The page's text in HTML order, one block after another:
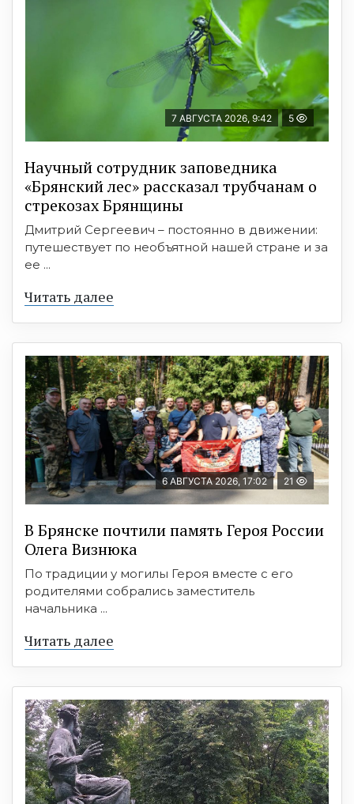
7 АВГУСТА 2026, 9:42 5
Научный сотрудник заповедника
«Брянский лес» рассказал трубчанам о
стрекозах Брянщины
Дмитрий Сергеевич – постоянно в движении:
путешествует по необъятной нашей стране и за
ее ...
Читать далее
6 АВГУСТА 2026, 17:02 21
В Брянске почтили память Героя России
Олега Визнюка
По традиции у могилы Героя вместе с его
родителями собрались заместитель
начальника ...
Читать далее